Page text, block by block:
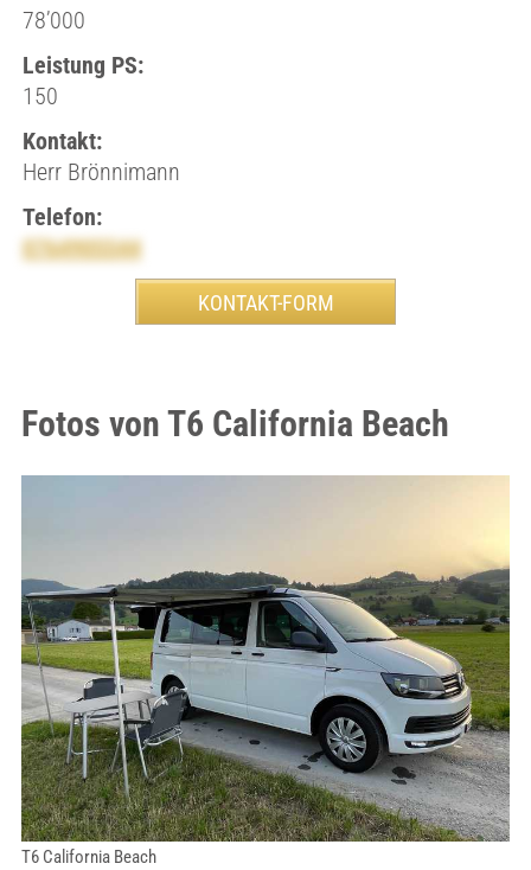
78’000
Leistung PS:
150
Kontakt:
Herr Brönnimann
Telefon:
0764905544
Fotos von T6 California Beach
T6 California Beach